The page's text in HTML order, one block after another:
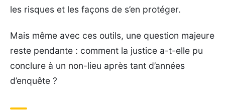
les risques et les façons de s’en protéger.
Mais même avec ces outils, une question majeure
reste pendante : comment la justice a-t-elle pu
conclure à un non-lieu après tant d’années
d’enquête ?